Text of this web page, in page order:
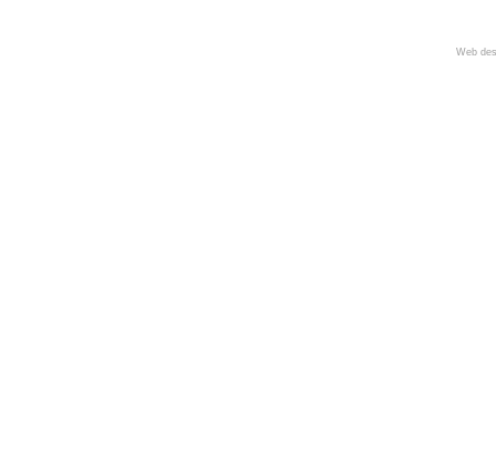
Web